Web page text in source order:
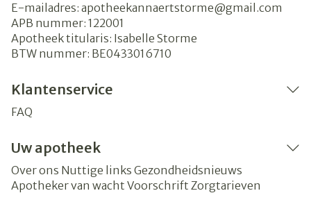
E-mailadres: apotheekannaertstorme@gmail.com
APB nummer: 122001
Apotheek titularis: Isabelle Storme
BTW nummer: BE0433016710
Klantenservice
FAQ
Uw apotheek
Over ons Nuttige links Gezondheidsnieuws
Apotheker van wacht Voorschrift Zorgtarieven